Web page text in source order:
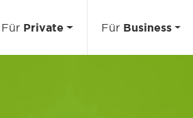
Für Private Für Business